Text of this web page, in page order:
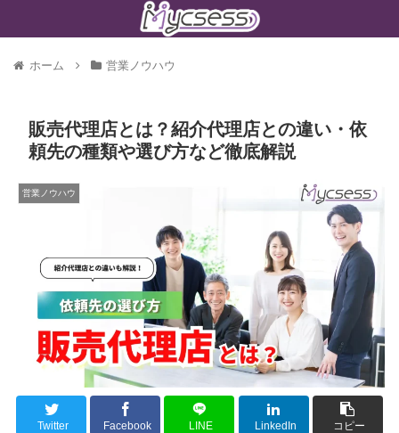
ホーム 営業ノウハウ
販売代理店とは？紹介代理店との違い・依
頼先の種類や選び方など徹底解説
営業ノウハウ
Twitter Facebook LINE LinkedIn コピー